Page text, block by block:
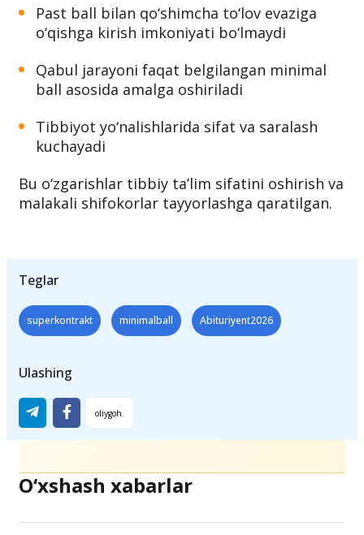
Past ball bilan qo‘shimcha to‘lov evaziga
o‘qishga kirish imkoniyati bo‘lmaydi
Qabul jarayoni faqat belgilangan minimal
ball asosida amalga oshiriladi
Tibbiyot yo‘nalishlarida sifat va saralash
kuchayadi
Bu o‘zgarishlar tibbiy ta’lim sifatini oshirish va
malakali shifokorlar tayyorlashga qaratilgan.
Teglar
superkontrakt minimalball Abituriyent2026
Ulashing
O‘xshash xabarlar